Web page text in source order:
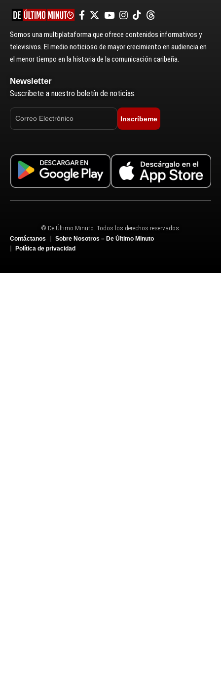
Somos una multiplataforma que ofrece contenidos informativos y
televisivos. El medio noticioso de mayor crecimiento en audiencia en
el menor tiempo en la historia de la comunicación caribeña.
Newsletter
Suscríbete a nuestro boletín de noticias.
Inscríbeme
© De Último Minuto. Todos los derechos reservados.
Contáctanos
Sobre Nosotros – De Último Minuto
Política de privacidad